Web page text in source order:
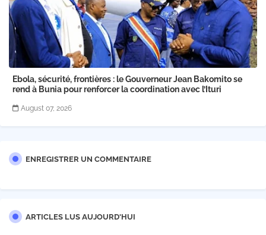
Ebola, sécurité, frontières : le Gouverneur Jean Bakomito se
rend à Bunia pour renforcer la coordination avec l’Ituri
August 07, 2026
ENREGISTRER UN COMMENTAIRE
ARTICLES LUS AUJOURD'HUI